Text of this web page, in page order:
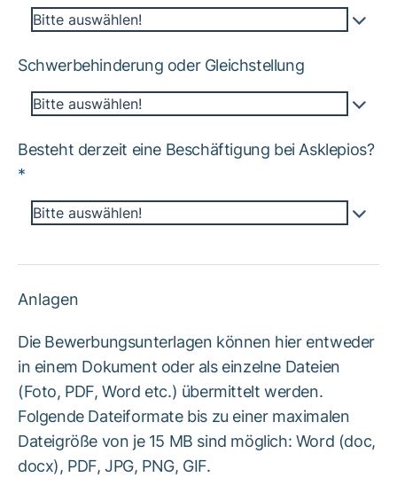
Bitte auswählen!
Schwerbehinderung oder Gleichstellung
Bitte auswählen!
Besteht derzeit eine Beschäftigung bei Asklepios?
*
Bitte auswählen!
Anlagen
Die Bewerbungsunterlagen können hier entweder
in einem Dokument oder als einzelne Dateien
(Foto, PDF, Word etc.) übermittelt werden.
Folgende Dateiformate bis zu einer maximalen
Dateigröße von je 15 MB sind möglich: Word (doc,
docx), PDF, JPG, PNG, GIF.